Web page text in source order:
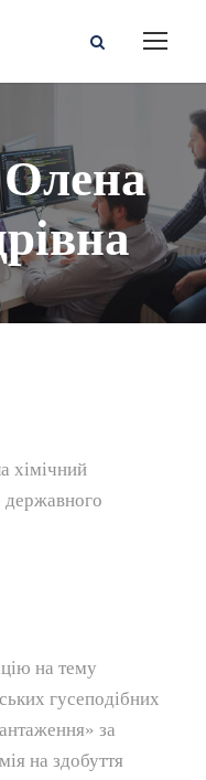
хімічний
державного
на тему
гусеподібних
за
на здобуття